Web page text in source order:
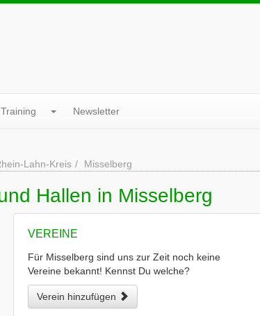
Training Newsletter
Lahn-Kreis Misselberg
Hallen in Misselberg
VEREINE
Für Misselberg sind uns zur Zeit noch keine
Vereine bekannt! Kennst Du welche?
Verein hinzufügen